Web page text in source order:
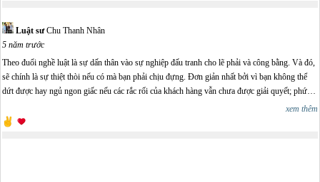
Luật sưChu Thanh Nhân
5 năm trước
Theo đuổi nghề luật là sự dấn thân vào sự nghiệp đấu tranh cho lẽ phải và công bằng. Và đó,
sẽ chính là sự thiệt thòi nếu có mà bạn phải chịu đựng. Đơn giản nhất bởi vì bạn không thể
dứt được hay ngủ ngon giấc nếu các rắc rối của khách hàng vẫn chưa được giải quyết; phức
tạp hơn là các phiền toái do bị sức ép bởi các đối tượng liên quan nào đó muốn bạn bóp méo
sự thật và đi chệch con đường công lý. Tôi nghĩ một luật sư thành đạt và có uy tín trong xã
xem thêm